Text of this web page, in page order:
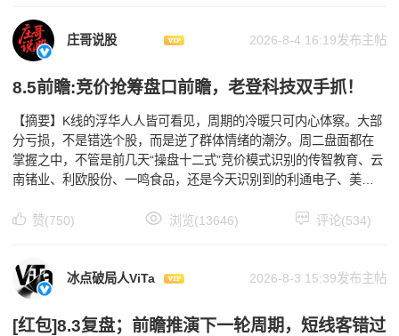
庄哥说股 2026-8-4 16:19发布主帖
8.5前瞻:竞价抢筹盘口前瞻，老登科技双手抓！
【摘要】K线的浮华人人皆可看见，周期的冷暖只可内心体察。大部
分亏损，不是错选个股，而是逆了群体情绪的潮汐。周二盘面都在
掌握之中，不管是前几天“操盘十二式”竞价模式识别的传智教育、云
南锗业、利欧股份、一鸣食品，还是今天识别到的利通电子、美利
赞(750)
浏览(13646) 评论(534)
冰点破局人ViTa 2026-8-3 15:39发布主帖
[红包]8.3复盘；前瞻推演下一轮周期，短线客错过